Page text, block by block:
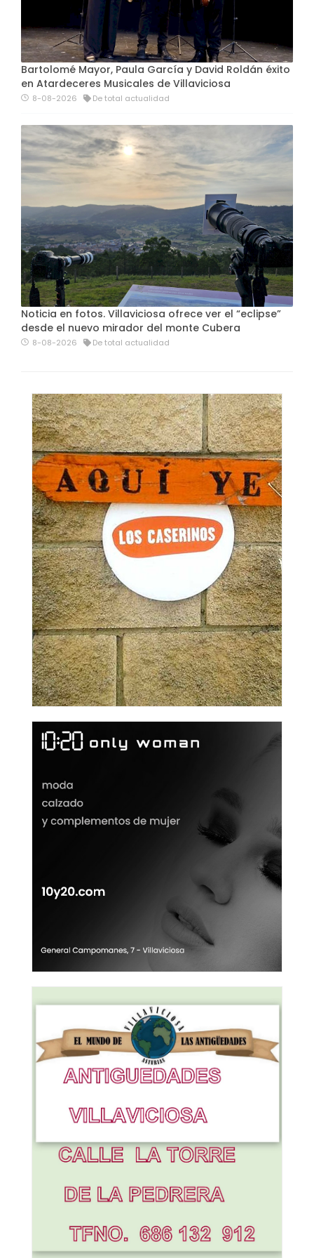
Bartolomé Mayor, Paula García y David Roldán éxito
en Atardeceres Musicales de Villaviciosa
8-08-2026 De total actualidad
Noticia en fotos. Villaviciosa ofrece ver el “eclipse”
desde el nuevo mirador del monte Cubera
8-08-2026 De total actualidad